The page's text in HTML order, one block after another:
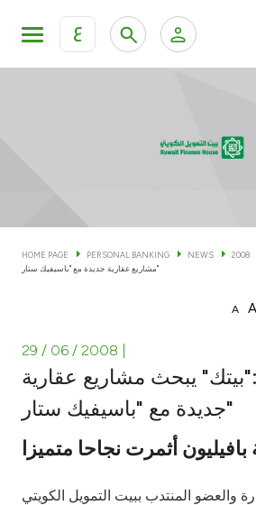
ع
KFH Online Corporate Banking
Cards
Banking Tiers
Investment
Tools & Services
HOME PAGE PERSONAL BANKING NEWS 2008
مشاريع عقارية جديدة مع "باسيفيك ستار"
A A
29 / 06 / 2008
يبحث مشاريع عقارية
جديدة مع "باسيفيك ستار"
بافيليون أثمرت نجاحا متميزا
والعضو المنتدب ببيت التمويل الكويتي